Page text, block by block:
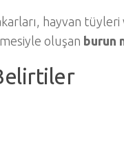
hayvan tüyleri
oluşan burun